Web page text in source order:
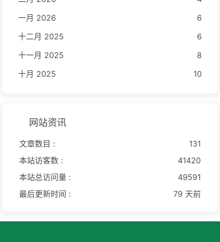
一月 2026
6
十二月 2025
6
十一月 2025
8
十月 2025
10
网站资讯
文章数目 :
131
本站访客数 :
41420
本站总访问量 :
49591
最后更新时间 :
79 天前